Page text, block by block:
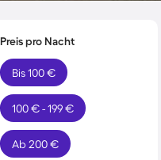
Preis pro Nacht
Bis 100 €
100 € - 199 €
Ab 200 €